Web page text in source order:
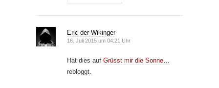
Eric der Wikinger
16. Juli 2015 um 04:21 Uhr
Hat dies auf Grüsst mir die Sonne…
rebloggt.